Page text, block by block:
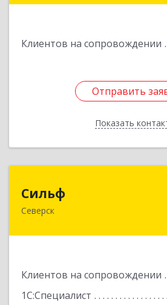
Клиентов на сопровождении
Отправить
Показать
Отправить
Назад
Сильф
Северск
Клиентов на сопровождении
1С:Специалист
636000, Томская обл, Северск